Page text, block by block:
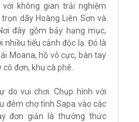
không gian trải nghiệm
dãy Hoàng Liên Sơn và
đây gồm bảy hạng mục,
nhiều tiểu cảnh độc lạ. Đó là
Moana, hồ vô cực, bàn tay
đơn, khu cà phê.
do vui chơi. Chụp hình với
đêm chợ tình Sapa vào các
đơn giản là thưởng thức